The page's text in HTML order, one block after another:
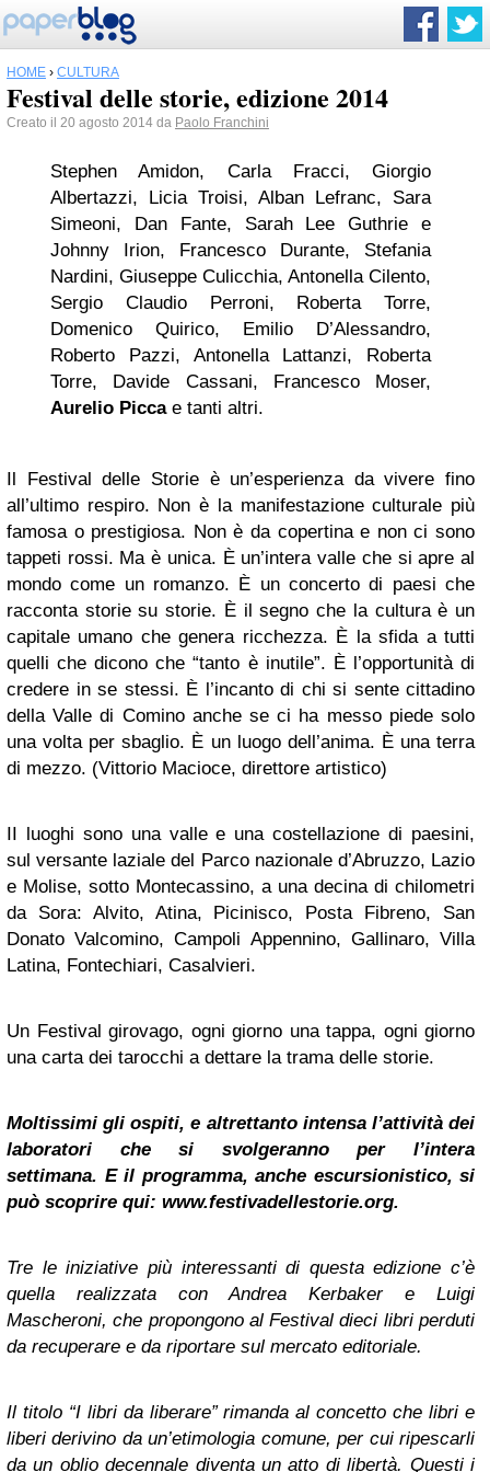
HOME › CULTURA
Festival delle storie, edizione 2014
Creato il 20 agosto 2014 da Paolo Franchini
Stephen Amidon, Carla Fracci, Giorgio
Albertazzi, Licia Troisi, Alban Lefranc, Sara
Simeoni, Dan Fante, Sarah Lee Guthrie e
Johnny Irion, Francesco Durante, Stefania
Nardini, Giuseppe Culicchia, Antonella Cilento,
Sergio Claudio Perroni, Roberta Torre,
Domenico Quirico, Emilio D’Alessandro,
Roberto Pazzi, Antonella Lattanzi, Roberta
Torre, Davide Cassani, Francesco Moser,
Aurelio Piccae tanti altri.
Il Festival delle Storie è un’esperienza da vivere fino
all’ultimo respiro. Non è la manifestazione culturale più
famosa o prestigiosa. Non è da copertina e non ci sono
tappeti rossi. Ma è unica. È un’intera valle che si apre al
mondo come un romanzo. È un concerto di paesi che
racconta storie su storie. È il segno che la cultura è un
capitale umano che genera ricchezza. È la sfida a tutti
quelli che dicono che “tanto è inutile”. È l’opportunità di
credere in se stessi. È l’incanto di chi si sente cittadino
della Valle di Comino anche se ci ha messo piede solo
una volta per sbaglio. È un luogo dell’anima. È una terra
di mezzo. (Vittorio Macioce, direttore artistico)
II luoghi sono una valle e una costellazione di paesini,
sul versante laziale del Parco nazionale d’Abruzzo, Lazio
e Molise, sotto Montecassino, a una decina di chilometri
da Sora: Alvito, Atina, Picinisco, Posta Fibreno, San
Donato Valcomino, Campoli Appennino, Gallinaro, Villa
Latina, Fontechiari, Casalvieri.
Un Festival girovago, ogni giorno una tappa, ogni giorno
una carta dei tarocchi a dettare la trama delle storie.
Moltissimi gli ospiti, e altrettanto intensa l’attività dei
laboratori che si svolgeranno per l’intera
settimana. E il programma, anche escursionistico, si
può scoprire qui: www.festivadellestorie.org.
Tre le iniziative più interessanti di questa edizione c’è
quella realizzata con Andrea Kerbaker e Luigi
Mascheroni, che propongono al Festival dieci libri perduti
da recuperare e da riportare sul mercato editoriale.
Il titolo “I libri da liberare” rimanda al concetto che libri e
liberi derivino da un’etimologia comune, per cui ripescarli
da un oblio decennale diventa un atto di libertà. Questi i